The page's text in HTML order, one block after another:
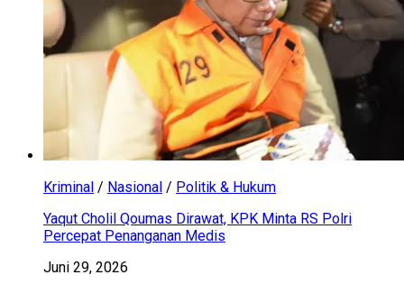
Kriminal / Nasional / Politik & Hukum
Yaqut Cholil Qoumas Dirawat, KPK Minta RS Polri
Percepat Penanganan Medis
Juni 29, 2026